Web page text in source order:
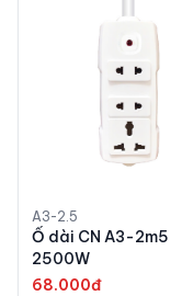
A3-2.5
Ổ dài CN A3-2m5
2500W
68.000đ